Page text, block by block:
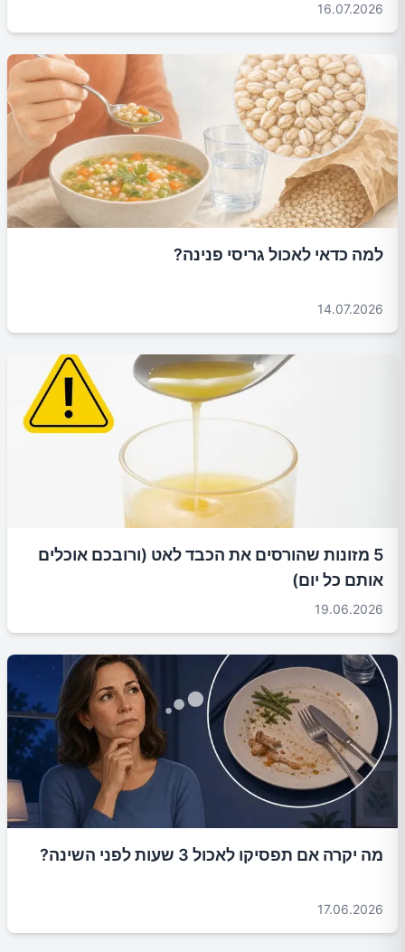
16.07.2026
למה כדאי לאכול גריסי פנינה?
14.07.2026
5 מזונות שהורסים את הכבד לאט (ורובכם אוכלים
אותם כל יום)
19.06.2026
מה יקרה אם תפסיקו לאכול 3 שעות לפני השינה?
17.06.2026